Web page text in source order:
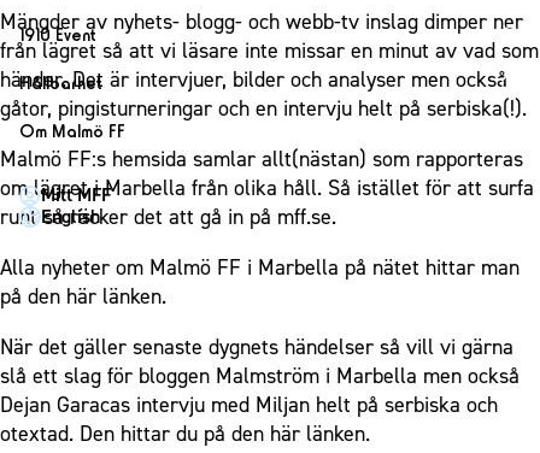
Spelare
Ledarstab
Fotbollsskolan
Fotbollsnätverket
P19
F19
P17
F17
Malmö Trophy
Nätverket
Klubbstolar
Partner dam
Eleda Stadion
Erics Bar & Restaurang
Matchdag på Eleda Stadion
MFF-museet & rundvandringar
1910 Event
1910 Event
Fest & Event
Konferens
Möte
Mässa
Sommarfest
Julshow
Inspiration
Vanliga frågor om 1910 Event
Hållbarhet
Hållbarhet
Himmelsblå framtid – en match för miljön
MFF i samhället
Nattfotboll
Karriärakademin
Grundskolefotboll mot rasismer
Skolakademier
Om Malmö FF
Om Malmö FF
Kontakt
Historik – herrlaget
Närstående organisationer
Policydokument
Personuppgiftspolicy
Mitt MFF
English
Mängder av nyhets- blogg- och webb-tv inslag dimper ner
från lägret så att vi läsare inte missar en minut av vad som
händer. Det är intervjuer, bilder och analyser men också
gåtor, pingisturneringar och en intervju helt på serbiska(!).
Malmö FF:s hemsida samlar allt(nästan) som rapporteras
om lägret i Marbella från olika håll. Så istället för att surfa
runt så räcker det att gå in på mff.se.
Alla nyheter om Malmö FF i Marbella på nätet hittar man
på den här länken.
När det gäller senaste dygnets händelser så vill vi gärna
slå ett slag för bloggen Malmström i Marbella men också
Dejan Garacas intervju med Miljan helt på serbiska och
otextad. Den hittar du på den här länken.